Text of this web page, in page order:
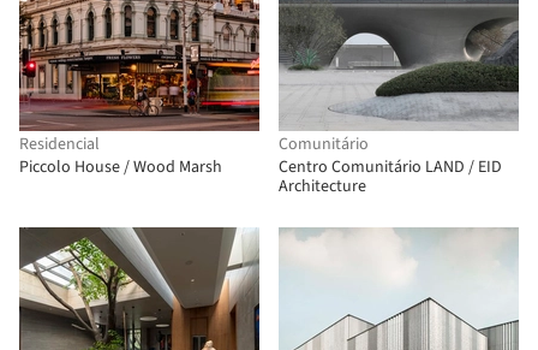
Residencial
Piccolo House / Wood Marsh
Comunitário
Centro Comunitário LAND / EID
Architecture